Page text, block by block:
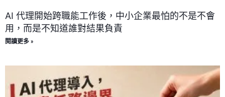
AI 代理開始跨職能工作後，中小企業最怕的不是不會
用，而是不知道誰對結果負責
閱讀更多 »